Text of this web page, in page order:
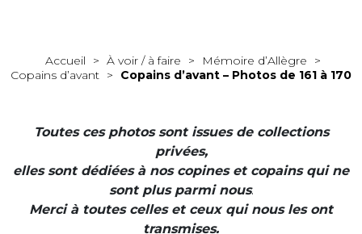
Accueil > À voir / à faire > Mémoire d’Allègre
>
Copains d’avant > Copains d’avant – Photos de 161 à 170
Toutes ces photos sont issues de collections
privées,
elles sont dédiées à nos copines et copains qui ne
sont plus parmi nous.
Merci à toutes celles et ceux qui nous les ont
transmises.